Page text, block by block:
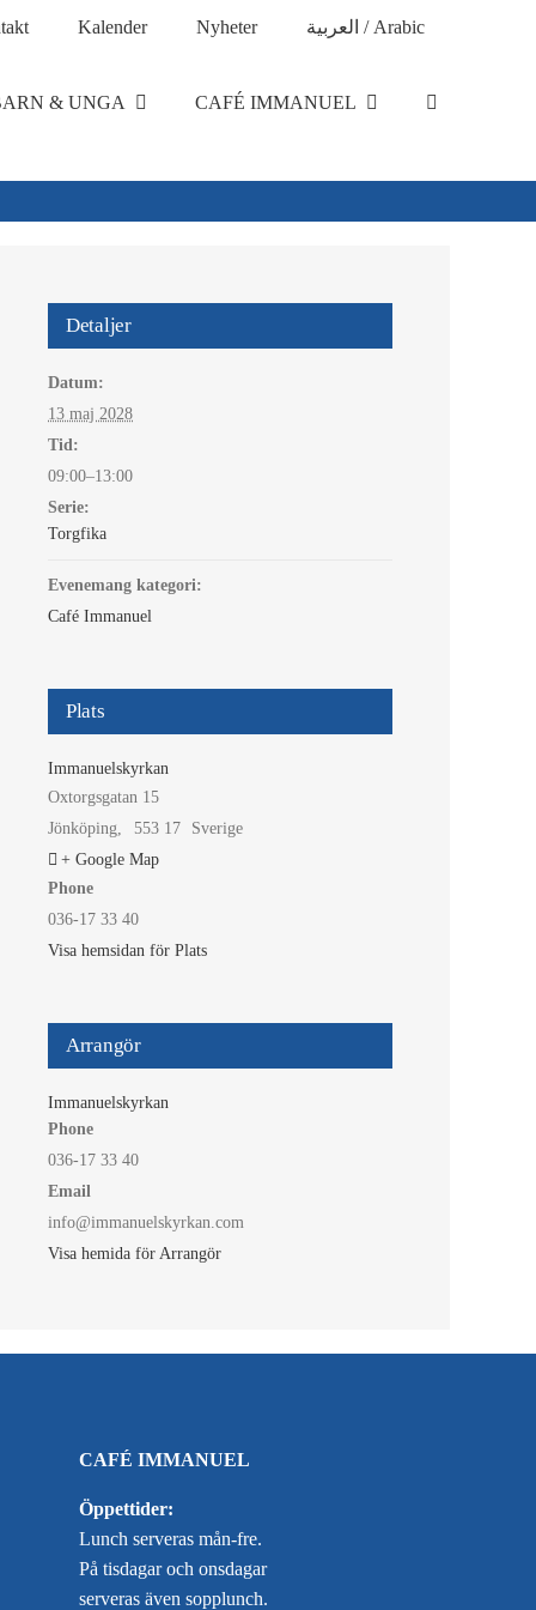
Kalender Nyheter العربية / Arabic
& UNGA CAFÉ IMMANUEL
Detaljer
Datum:
13 maj 2028
Tid:
09:00–13:00
Serie:
Torgfika
Evenemang kategori:
Café Immanuel
Plats
Immanuelskyrkan
Oxtorgsgatan 15
Jönköping, 553 17
Sverige
+ Google Map
Phone
036-17 33 40
Visa hemsidan för Plats
Arrangör
Immanuelskyrkan
Phone
036-17 33 40
Email
info@immanuelskyrkan.com
Visa hemida för Arrangör
CAFÉ IMMANUEL
Öppettider:
Lunch serveras mån-fre.
På tisdagar och onsdagar
serveras även sopplunch.